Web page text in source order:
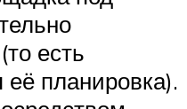
есть
её планировка).